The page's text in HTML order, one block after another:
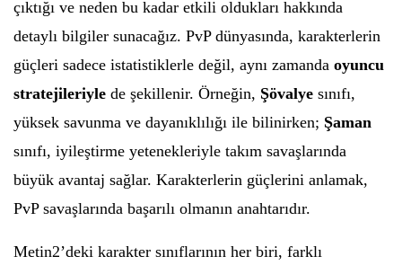
çıktığı ve neden bu kadar etkili oldukları hakkında
detaylı bilgiler sunacağız. PvP dünyasında, karakterlerin
güçleri sadece istatistiklerle değil, aynı zamanda oyuncu
stratejileriyle de şekillenir. Örneğin, Şövalye sınıfı,
yüksek savunma ve dayanıklılığı ile bilinirken; Şaman
sınıfı, iyileştirme yetenekleriyle takım savaşlarında
büyük avantaj sağlar. Karakterlerin güçlerini anlamak,
PvP savaşlarında başarılı olmanın anahtarıdır.
Metin2’deki karakter sınıflarının her biri, farklı